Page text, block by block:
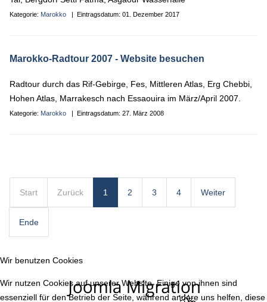
Kategorie: Marokko | Eintragsdatum: 01. Dezember 2017
Marokko-Radtour 2007 - Website besuchen
Radtour durch das Rif-Gebirge, Fes, Mittleren Atlas, Erg Chebbi,
Hohen Atlas, Marrakesch nach Essaouira im März/April 2007.
Kategorie: Marokko | Eintragsdatum: 27. März 2008
Start Zurück 1 2 3 4 Weiter
Ende
Wir benutzen Cookies
Wir nutzen Cookies auf unserer Website. Einige von ihnen sind
essenziell für den Betrieb der Seite, während andere uns helfen, diese